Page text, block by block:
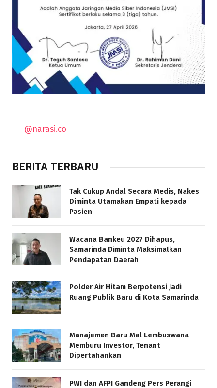
@narasi.co
BERITA TERBARU
Tak Cukup Andal Secara Medis, Nakes
Diminta Utamakan Empati kepada
Pasien
Wacana Bankeu 2027 Dihapus,
Samarinda Diminta Maksimalkan
Pendapatan Daerah
Polder Air Hitam Berpotensi Jadi
Ruang Publik Baru di Kota Samarinda
Manajemen Baru Mal Lembuswana
Memburu Investor, Tenant
Dipertahankan
PWI dan AFPI Gandeng Pers Perangi